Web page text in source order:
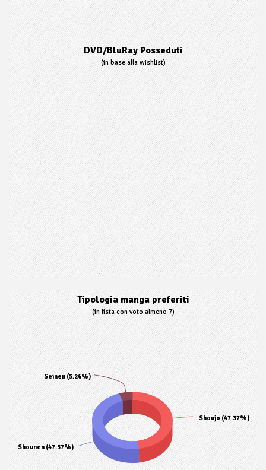
DVD/BluRay Posseduti
(in base alla wishlist)
Tipologia manga preferiti
(in lista con voto almeno 7)
Shoujo (47.37%)
Shounen (47.37%)
Seinen (5.26%)